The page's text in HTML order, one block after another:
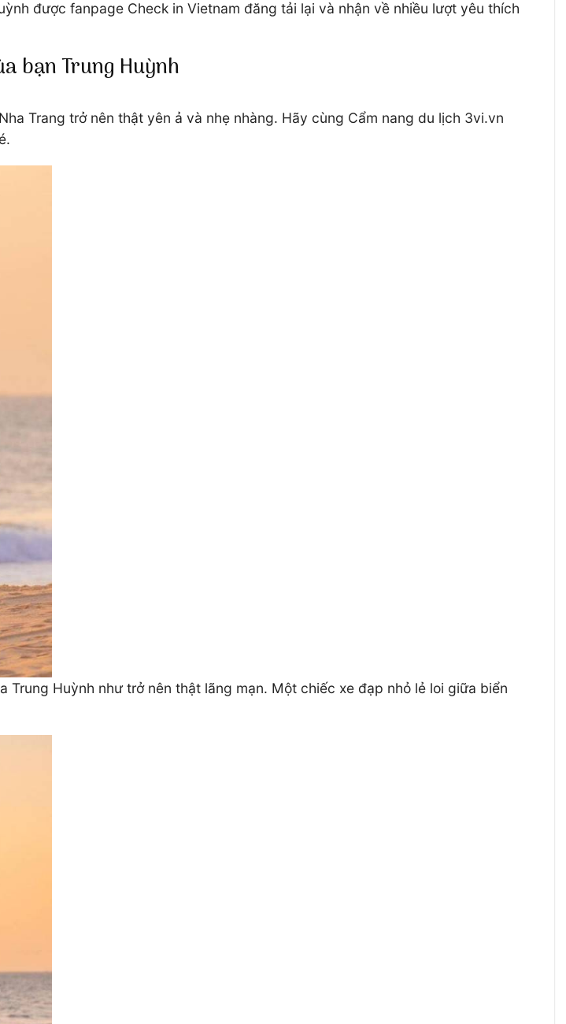
được fanpage Check in Vietnam đăng tải lại và nhận về nhiều lượt yêu thích
bạn Trung Huỳnh
Trang trở nên thật yên ả và nhẹ nhàng. Hãy cùng Cẩm nang du lịch 3vi.vn
Huỳnh như trở nên thật lãng mạn. Một chiếc xe đạp nhỏ lẻ loi giữa biển